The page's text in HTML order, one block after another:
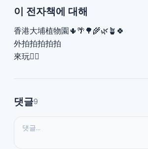
이 전자책에 대해
香港大埔植物園🌵🌴🌳🌾🌿🪴🍀
外拍拍拍拍拍
來玩👌🏻
댓글9